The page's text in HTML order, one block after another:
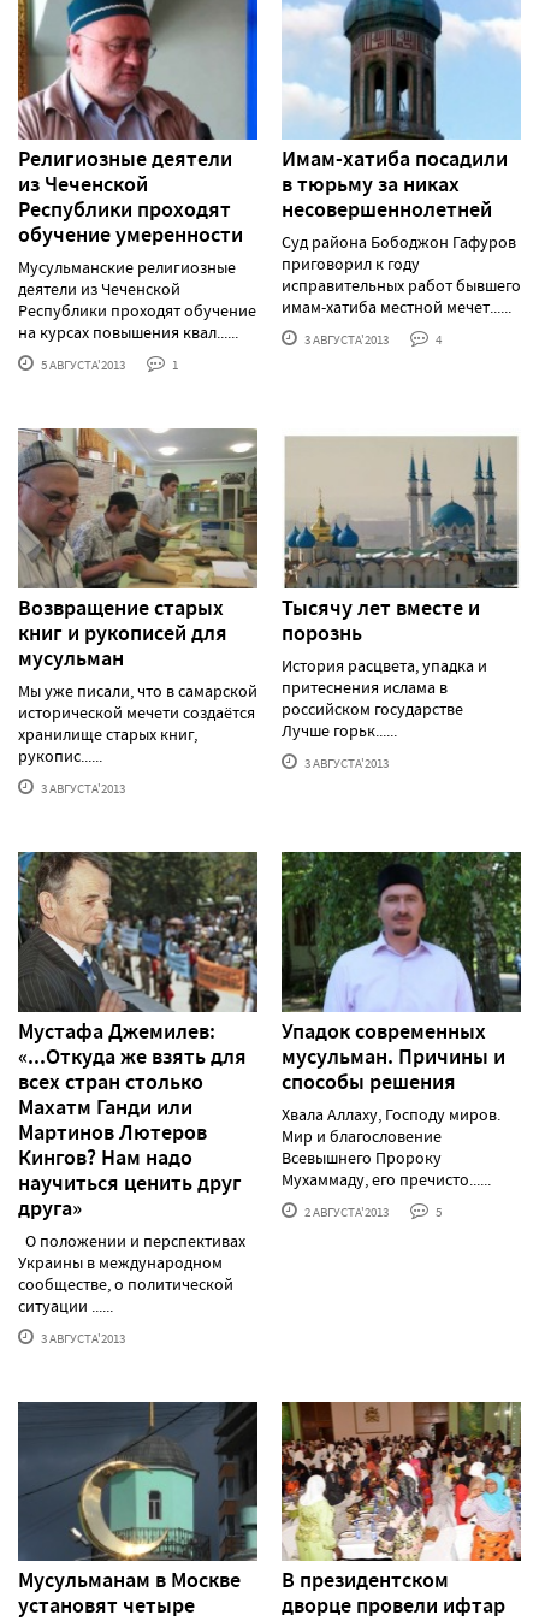
Религиозные деятели
из Чеченской
Республики проходят
обучение умеренности
Мусульманские религиозные
деятели из Чеченской
Республики проходят обучение
на курсах повышения квал......
5 АВГУСТА'2013 1
Имам-хатиба посадили
в тюрьму за никах
несовершеннолетней
Суд района Бободжон Гафуров
приговорил к году
исправительных работ бывшего
имам-хатиба местной мечет......
3 АВГУСТА'2013 4
Возвращение старых
книг и рукописей для
мусульман
Мы уже писали, что в самарской
исторической мечети создаётся
хранилище старых книг,
рукопис......
3 АВГУСТА'2013
Тысячу лет вместе и
порознь
История расцвета, упадка и
притеснения ислама в
российском государстве
Лучше горьк......
3 АВГУСТА'2013
Мустафа Джемилев:
«...Откуда же взять для
всех стран столько
Махатм Ганди или
Мартинов Лютеров
Кингов? Нам надо
научиться ценить друг
друга»
О положении и перспективах
Украины в международном
сообществе, о политической
ситуации ......
3 АВГУСТА'2013
Упадок современных
мусульман. Причины и
способы решения
Хвала Аллаху, Господу миров.
Мир и благословение
Всевышнего Пророку
Мухаммаду, его пречисто......
2 АВГУСТА'2013 5
Мусульманам в Москве
установят четыре
В президентском
дворце провели ифтар